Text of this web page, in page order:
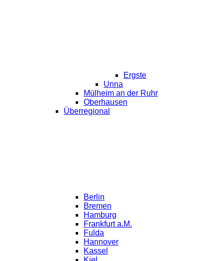
Ergste
Unna
Mülheim an der Ruhr
Oberhausen
Überregional
Berlin
Bremen
Hamburg
Frankfurt a.M.
Fulda
Hannover
Kassel